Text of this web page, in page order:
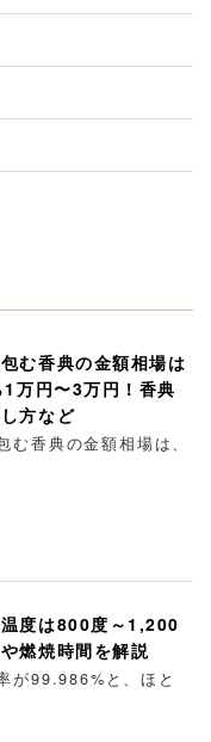
む香典の金額相場は
万円〜3万円！香典
方など
む香典の金額相場は、
度は800度～1,200
燃焼時間を解説
が99.986%と、ほと